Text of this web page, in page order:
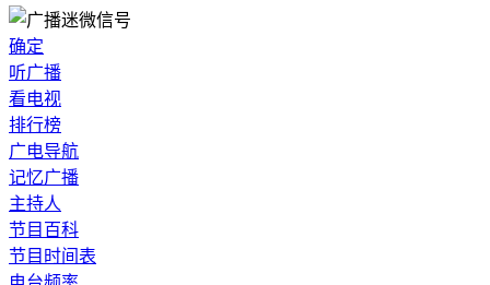
确定
听广播
看电视
排行榜
广电导航
记忆广播
主持人
节目百科
节目时间表